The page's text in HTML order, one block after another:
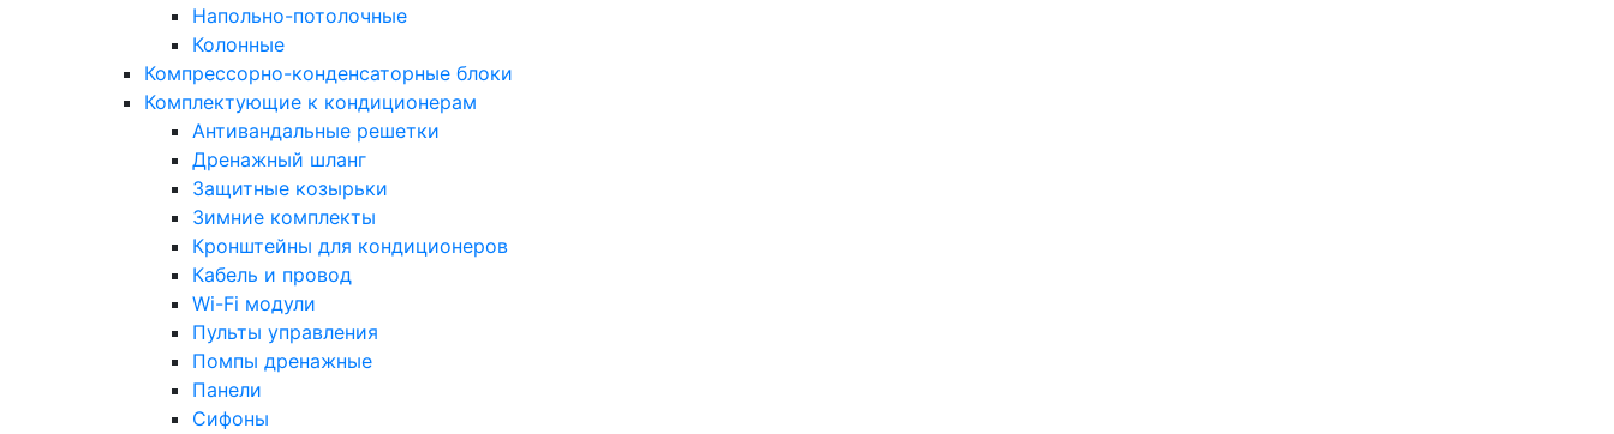
Напольно-потолочные
Колонные
Компрессорно-конденсаторные блоки
Комплектующие к кондиционерам
Антивандальные решетки
Дренажный шланг
Защитные козырьки
Зимние комплекты
Кронштейны для кондиционеров
Кабель и провод
Wi-Fi модули
Пульты управления
Помпы дренажные
Панели
Сифоны